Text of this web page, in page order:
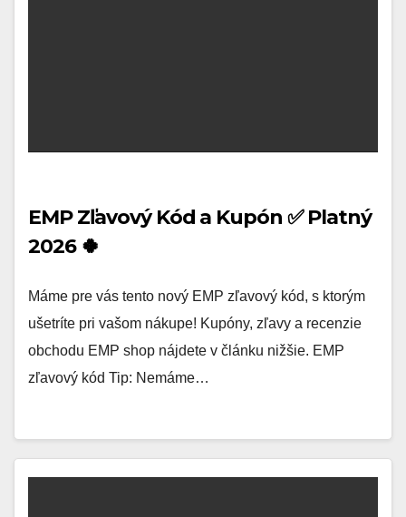
EMP Zľavový Kód a Kupón ✅ Platný
2026 🍀
Máme pre vás tento nový EMP zľavový kód, s ktorým
ušetríte pri vašom nákupe! Kupóny, zľavy a recenzie
obchodu EMP shop nájdete v článku nižšie. EMP
zľavový kód Tip: Nemáme…